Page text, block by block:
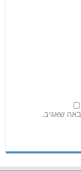
שאגיב.